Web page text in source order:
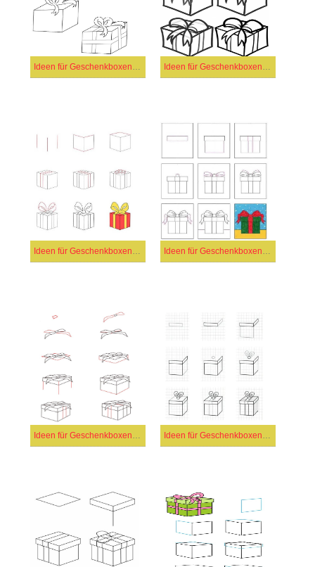
Ideen für Geschenkboxen (8) Ideen für Geschenkboxen (10)
Ideen für Geschenkboxen (2) Ideen für Geschenkboxen (3)
Ideen für Geschenkboxen (17) Ideen für Geschenkboxen (6)